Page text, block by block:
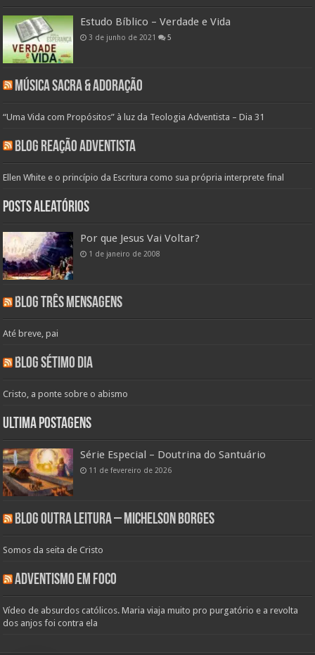
Estudo Bíblico – Verdade e Vida
3 de junho de 2021 5
Música Sacra & Adoração
“Uma Vida com Propósitos” à luz da Teologia Adventista – Dia 31
Blog Reação Adventista
Ellen White e o princípio da Escritura como sua própria interprete final
Posts aleatórios
Por que Jesus Vai Voltar?
1 de janeiro de 2008
Blog Três Mensagens
Até breve, pai
Blog Sétimo Dia
Cristo, a ponte sobre o abismo
Ultima Postagens
Série Especial – Doutrina do Santuário
11 de fevereiro de 2026
Blog Outra Leitura – Michelson Borges
Somos da seita de Cristo
Adventismo em Foco
Vídeo de absurdos católicos. Maria viaja muito pro purgatório e a revolta
dos anjos foi contra ela